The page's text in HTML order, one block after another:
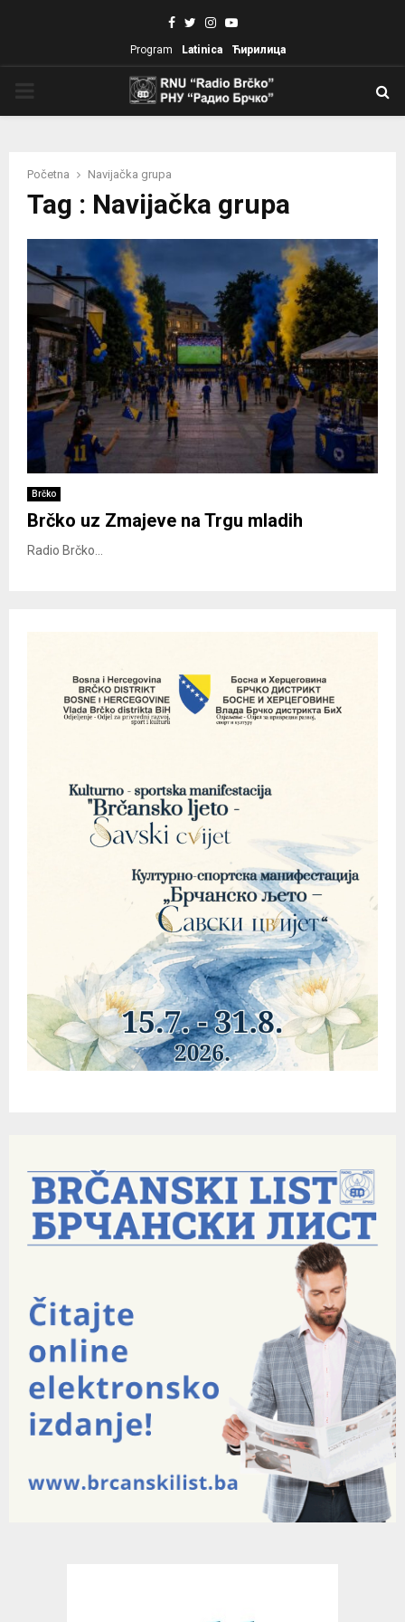
Facebook
TwitterInstagram
Youtube
Program Latinica Ћирилица
Početna Navijačka grupa
Tag : Navijačka grupa
Brčko
Brčko uz Zmajeve na Trgu mladih
Radio Brčko...